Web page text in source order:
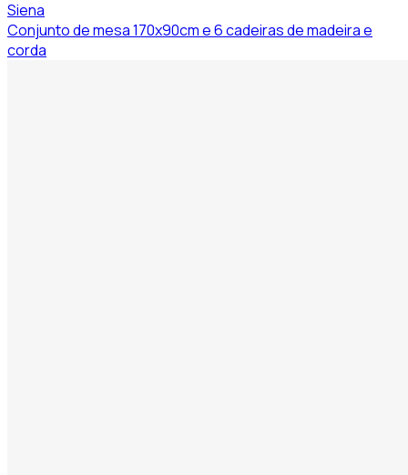
Siena
Conjunto de mesa 170x90cm e 6 cadeiras de madeira e
corda